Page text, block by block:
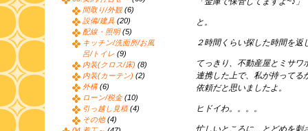
と。
２時間くらい探した時間を返
てっきり、不動産屋とミサワ
連携した上で、私が持ってる
依頼だと思いましたよ。
ヒドイわ。。。。
忙しいところに、とどめを刺
間取り/外観 (6)
設備/建具 (20)
配線・照明(5)
キッチン/洗面所/お風
呂/トイレ (9)
内装(クロス/床) (8)
内装(カーテン) (2)
外構(6)
ローン/税金(10)
引っ越し見積(4)
その他 (4)